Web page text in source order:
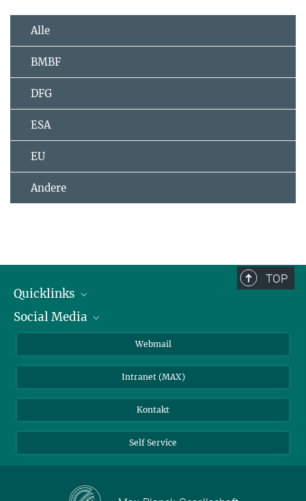
Alle
BMBF
DFG
ESA
EU
Andere
TOP
Quicklinks
IMPRS Graduiertenschule
Wetterstation
Social Media
BlueSky
Webmail
Intranet (MAX)
Kontakt
Self Service